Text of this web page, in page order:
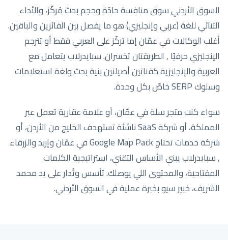
السوق الأردني سوق منافسة حادّة وحجم بحث مُركّز، والأداء
الثنائي للغة (عربي وإنجليزي) هو ما يفصل بين الفائزين والباقين.
أغلب الوكالات في عمّان إما تركّز على العربي فقط أو تترجم
الإنجليزي حرفيًا , الطريقتان تخسران. سبايدرلاب يتعامل مع
العربية والإنجليزية كقناتين أصيلتين بنية بحث ولغة استعلامات
وسلوك SERP خاصّ بكل وحدة.
سواء كنت متجر سلة في عمّان، أو علامة عقارية تعمل عبر
المملكة، أو شركة SaaS ناشئة تستهدف الخليج من الأردن، أو
شركة خدمات تحتاج Google Map Pack في عمّان وإربد والزرقاء
, سبايدرلاب يبني الأساس التقني، استراتيجية الكلمات
المفتاحية، والمحتوى اللي يوصلك. تأسس وتُدار على يد محمد
الشريف، خبير سيو بخبرة عملية في السوق الأردني.